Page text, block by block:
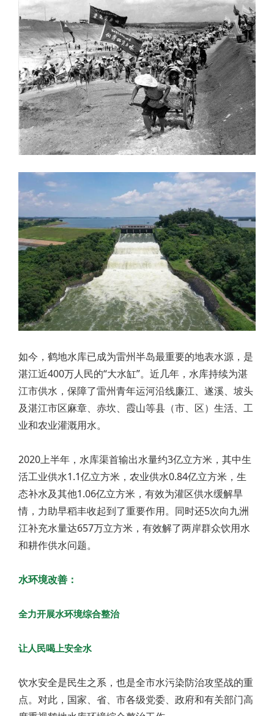
如今，鹤地水库已成为雷州半岛最重要的地表水源，是
湛江近400万人民的“大水缸”。近几年，水库持续为湛
江市供水，保障了雷州青年运河沿线廉江、遂溪、坡头
及湛江市区麻章、赤坎、霞山等县（市、区）生活、工
业和农业灌溉用水。
2020上半年，水库渠首输出水量约3亿立方米，其中生
活工业供水1.1亿立方米，农业供水0.84亿立方米，生
态补水及其他1.06亿立方米，有效为灌区供水缓解旱
情，力助早稻丰收起到了重要作用。同时还5次向九洲
江补充水量达657万立方米，有效解了两岸群众饮用水
和耕作供水问题。
水环境改善：
全力开展水环境综合整治
让人民喝上安全水
饮水安全是民生之系，也是全市水污染防治攻坚战的重
点。对此，国家、省、市各级党委、政府和有关部门高